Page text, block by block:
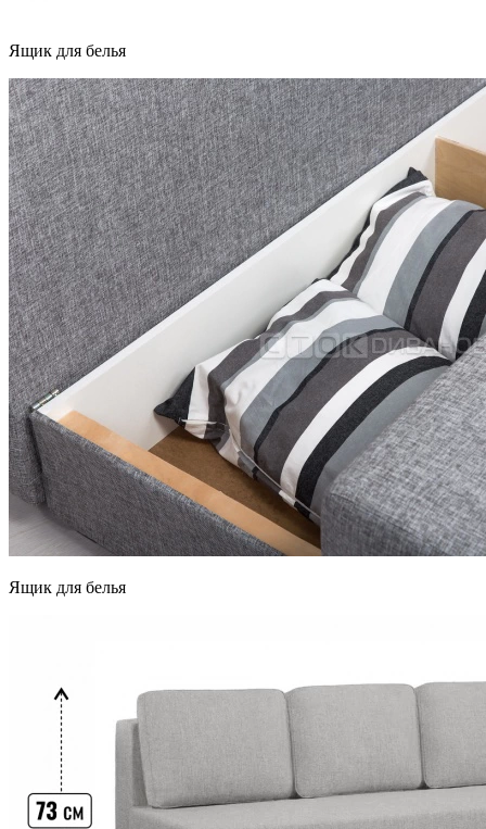
Ящик для белья
Ящик для белья